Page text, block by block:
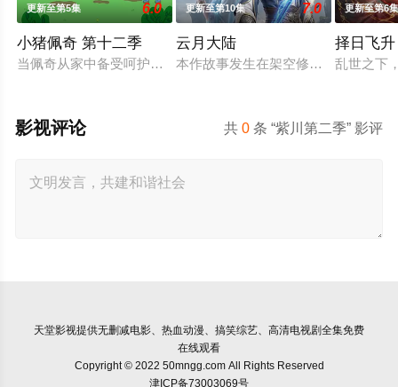
更新至第5集 6.0
小猪佩奇 第十二季
当佩奇从家中备受呵护的'小妹妹'一跃成为肩负责任的'大姐姐'
更新至第10集 7.0
云月大陆
本作故事发生在架空修仙世界——云
更新至第6
择日飞升
乱世之下
共0 条 “紫川第二季” 影评
影视评论
天堂影视提供无删减电影、热血动漫、搞笑综艺、高清电视剧全集免费
在线观看
Copyright © 2022 50mngg.com All Rights Reserved
津ICP备73003069号